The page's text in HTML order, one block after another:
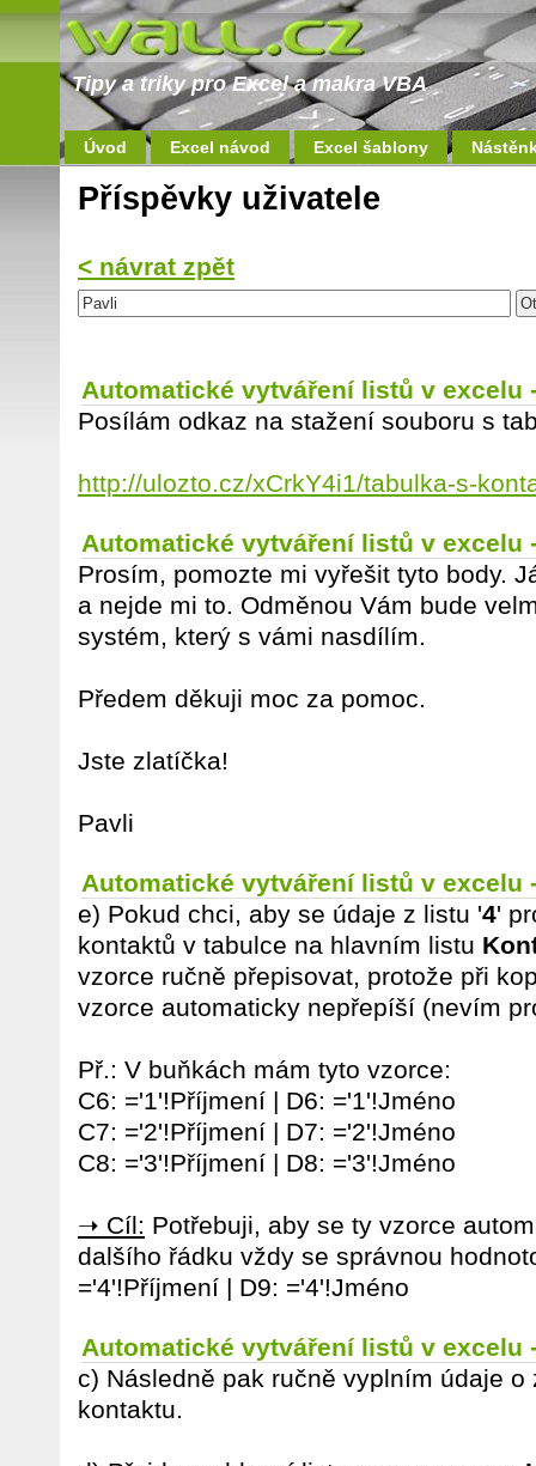
Tipy a triky pro Excel a makra VBA
Úvod Excel návod Excel šablony
Příspěvky uživatele
< návrat zpět
Automatické vytváření listů v excelu
Posílám odkaz na stažení souboru s
http://ulozto.cz/xCrkY4i1/tabulka-s-
Automatické vytváření listů v excelu
Prosím, pomozte mi vyřešit tyto body.
a nejde mi to. Odměnou Vám bude
systém, který s vámi nasdílím.
Předem děkuji moc za pomoc.
Jste zlatíčka!
Pavli
Automatické vytváření listů v excelu
e) Pokud chci, aby se údaje z listu '4'
kontaktů v tabulce na hlavním listu
vzorce ručně přepisovat, protože při
vzorce automaticky nepřepíší (nevím
Př.: V buňkách mám tyto vzorce:
C6: ='1'!Příjmení | D6: ='1'!Jméno
C7: ='2'!Příjmení | D7: ='2'!Jméno
C8: ='3'!Příjmení | D8: ='3'!Jméno
➝ Cíl: Potřebuji, aby se ty vzorce
dalšího řádku vždy se správnou
='4'!Příjmení | D9: ='4'!Jméno
Automatické vytváření listů v excelu
c) Následně pak ručně vyplním údaje
kontaktu.